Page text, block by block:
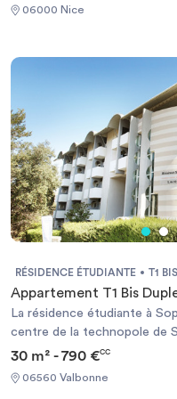
25 à 30 m² ou du T2 de 32
06000 Nice
RÉSIDENCE ÉTUDIANTE T1 BIS
Appartement T1 Bis
La résidence étudiante à
centre de la technopole de
des Dolines, ce qui la place
Garbejaire. La résidence se
nombreuses écoles
30 m² - 790 €CC
06560 Valbonne